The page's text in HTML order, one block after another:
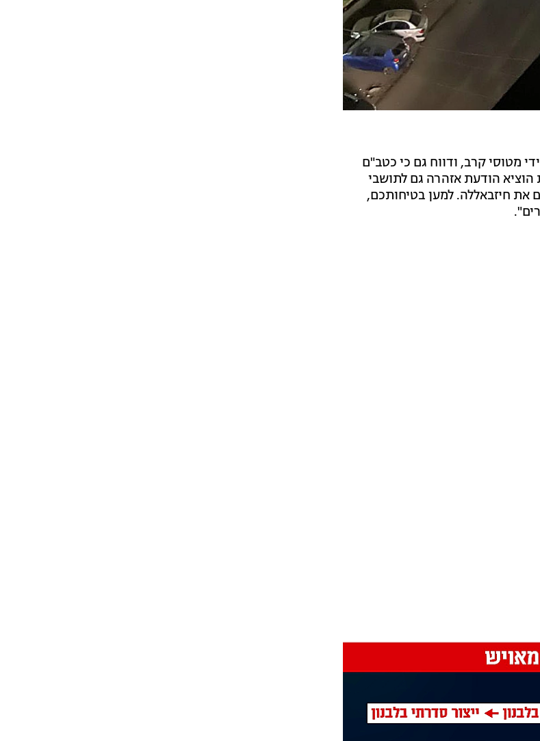
15 תקיפות על ידי כטב"מים ו-6 תקיפות על ידי מטוסי קרב, ודווח גם כי כטב"ם
הודעת אזהרה גם לתושבי
חיזבאללה. למען בטיחותכם,